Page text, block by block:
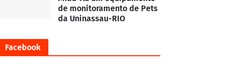
de monitoramento de Pets
da Uninassau-RIO
Facebook